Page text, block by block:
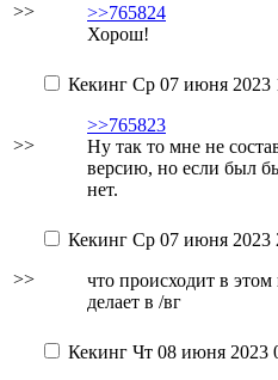
>>
>>765824
Хорош!
>>
Кекинг Ср 07 июня 2023
>>765823
Ну так то мне не
версию, но если был
нет.
>>
Кекинг Ср 07 июня 2023
что происходит в этом
делает в /вг
Кекинг Чт 08 июня 2023